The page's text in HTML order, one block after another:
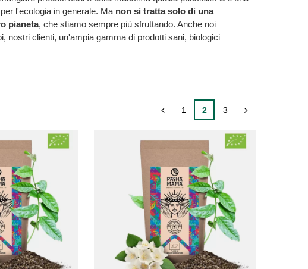
l'ecologia in generale. Ma non si tratta solo di una
pianeta, che stiamo sempre più sfruttando. Anche noi
nostri clienti, un'ampia gamma di prodotti sani, biologici
1 2 3